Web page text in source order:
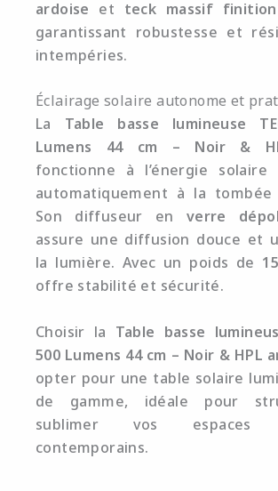
ardoise et teck massif
garantissant robustesse et
intempéries.
Éclairage solaire autonome et
La Table basse lumineuse
Lumens 44 cm – Noir &
fonctionne à l’énergie solaire
automatiquement à la
Son diffuseur en verre
assure une diffusion douce et
la lumière. Avec un poids de
offre stabilité et sécurité.
Choisir la Table basse
500 Lumens 44 cm – Noir & HPL
opter pour une table solaire
de gamme, idéale pour
sublimer vos espaces
contemporains.